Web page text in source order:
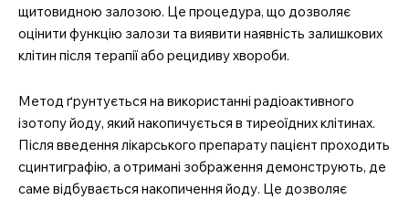
щитовидною залозою. Це процедура, що дозволяє
оцінити функцію залози та виявити наявність залишкових
клітин після терапії або рецидиву хвороби.
Метод ґрунтується на використанні радіоактивного
ізотопу йоду, який накопичується в тиреоїдних клітинах.
Після введення лікарського препарату пацієнт проходить
сцинтиграфію, а отримані зображення демонструють, де
саме відбувається накопичення йоду. Це дозволяє